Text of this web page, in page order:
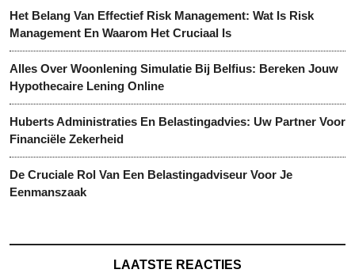
Het Belang Van Effectief Risk Management: Wat Is Risk
Management En Waarom Het Cruciaal Is
Alles Over Woonlening Simulatie Bij Belfius: Bereken Jouw
Hypothecaire Lening Online
Huberts Administraties En Belastingadvies: Uw Partner Voor
Financiële Zekerheid
De Cruciale Rol Van Een Belastingadviseur Voor Je
Eenmanszaak
LAATSTE REACTIES